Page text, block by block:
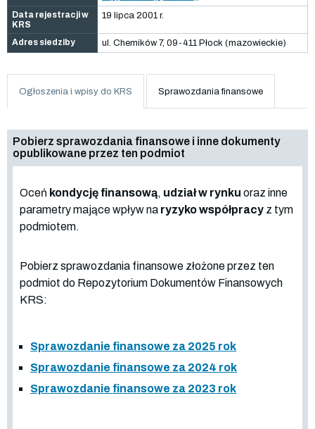
Data rejestracji w
KRS
19 lipca 2001 r.
Adres siedziby ul. Chemików 7, 09-411 Płock (mazowieckie)
Ogłoszenia i wpisy do KRS Sprawozdania finansowe
Pobierz sprawozdania finansowe i inne dokumenty
opublikowane przez ten podmiot
Oceń kondycję finansową, udział w rynku oraz inne
parametry mające wpływ na ryzyko współpracy z tym
podmiotem.
Pobierz sprawozdania finansowe złożone przez ten
podmiot do Repozytorium Dokumentów Finansowych
KRS:
Sprawozdanie finansowe za 2025 rok
Sprawozdanie finansowe za 2024 rok
Sprawozdanie finansowe za 2023 rok